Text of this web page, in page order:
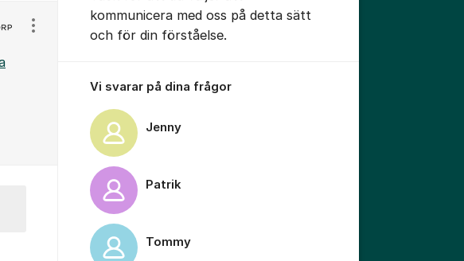
Visa/dölj inställningar för inlägg/kommentar
kommunicera med oss på detta sätt
och för din förståelse.
Vi svarar på dina frågor
Jenny
Patrik
Tommy